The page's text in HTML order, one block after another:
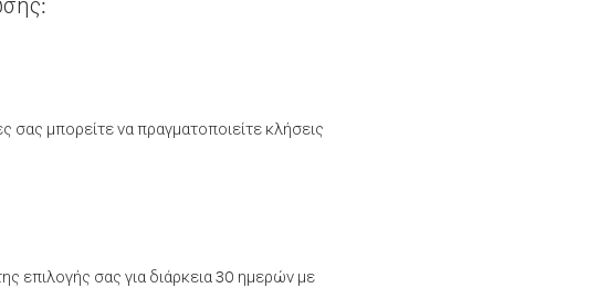
μπορείτε να πραγματοποιείτε κλήσεις
επιλογής σας για διάρκεια 30 ημερών με